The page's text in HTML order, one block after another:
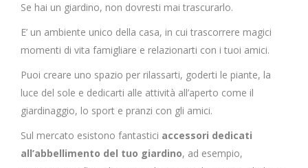
Se hai un giardino, non dovresti mai trascurarlo.
E’ un ambiente unico della casa, in cui trascorrere magici
momenti di vita famigliare e relazionarti con i tuoi amici.
Puoi creare uno spazio per rilassarti, goderti le piante, la
luce del sole e dedicarti alle attività all’aperto come il
giardinaggio, lo sport e pranzi con gli amici.
Sul mercato esistono fantastici accessori dedicati
all’abbellimento del tuo giardino, ad esempio,